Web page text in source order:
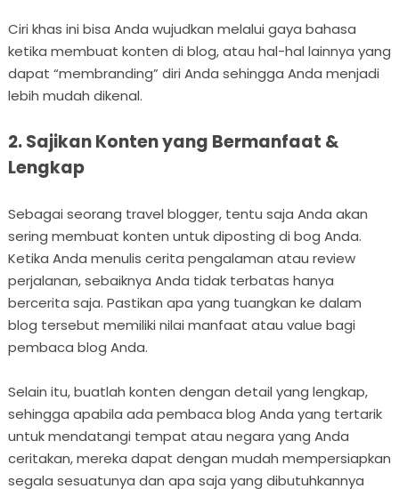
Ciri khas ini bisa Anda wujudkan melalui gaya bahasa
ketika membuat konten di blog, atau hal-hal lainnya yang
dapat “membranding” diri Anda sehingga Anda menjadi
lebih mudah dikenal.
2. Sajikan Konten yang Bermanfaat &
Lengkap
Sebagai seorang travel blogger, tentu saja Anda akan
sering membuat konten untuk diposting di bog Anda.
Ketika Anda menulis cerita pengalaman atau review
perjalanan, sebaiknya Anda tidak terbatas hanya
bercerita saja. Pastikan apa yang tuangkan ke dalam
blog tersebut memiliki nilai manfaat atau value bagi
pembaca blog Anda.
Selain itu, buatlah konten dengan detail yang lengkap,
sehingga apabila ada pembaca blog Anda yang tertarik
untuk mendatangi tempat atau negara yang Anda
ceritakan, mereka dapat dengan mudah mempersiapkan
segala sesuatunya dan apa saja yang dibutuhkannya